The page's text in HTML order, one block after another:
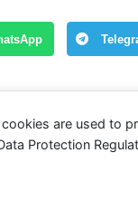
are used to
Protection